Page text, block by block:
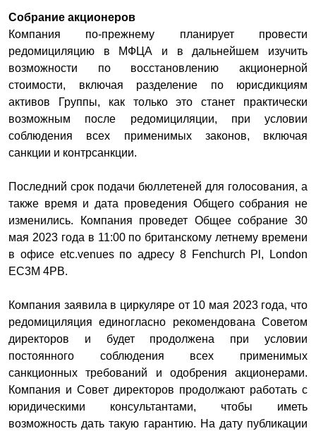
Собрание акционеров
Компания по-прежнему планирует провести
редомициляцию в МФЦА и в дальнейшем изучить
возможности по восстановлению акционерной
стоимости, включая разделение по юрисдикциям
активов Группы, как только это станет практически
возможным после редомициляции, при условии
соблюдения всех применимых законов, включая
санкции и контрсанкции.
Последний срок подачи бюллетеней для голосования, а
также время и дата проведения Общего собрания не
изменились. Компания проведет Общее собрание 30
мая 2023 года в 11:00 по британскому летнему времени
в офисе etc.venues по адресу 8 Fenchurch Pl, London
EC3M 4PB.
Компания заявила в циркуляре от 10 мая 2023 года, что
редомициляция единогласно рекомендована Советом
директоров и будет продолжена при условии
постоянного соблюдения всех применимых
санкционных требований и одобрения акционерами.
Компания и Совет директоров продолжают работать с
юридическими консультантами, чтобы иметь
возможность дать такую гарантию. На дату публикации